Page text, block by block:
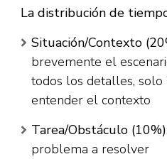
La distribución de
Situación/Contexto
brevemente el
todos los detalles,
entender el contexto
Tarea/Obstáculo (10%)
problema a resolver